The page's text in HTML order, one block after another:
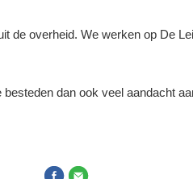
de overheid. We werken op De
dan ook veel aandacht